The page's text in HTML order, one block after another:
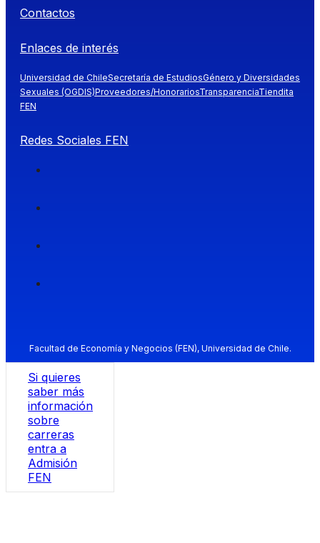
Contactos
Enlaces de interés
Universidad de ChileSecretaría de EstudiosGénero y Diversidades
Sexuales (OGDIS)Proveedores/HonorariosTransparenciaTiendita
FEN
Redes Sociales FEN
Facultad de Economía y Negocios (FEN), Universidad de Chile.
Si quieres
saber más
información
sobre
carreras
entra a
Admisión
FEN